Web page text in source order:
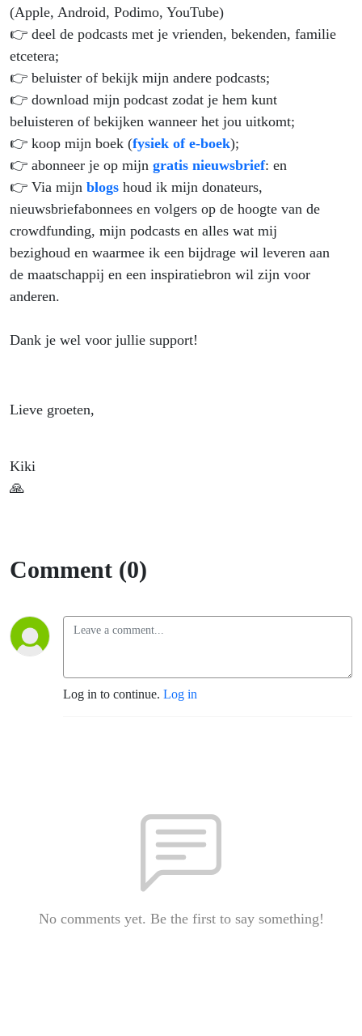
(Apple, Android, Podimo, YouTube)
👉 deel de podcasts met je vrienden, bekenden, familie
etcetera;
👉 beluister of bekijk mijn andere podcasts;
👉 download mijn podcast zodat je hem kunt
beluisteren of bekijken wanneer het jou uitkomt;
👉 koop mijn boek (fysiek of e-boek);
👉 abonneer je op mijn gratis nieuwsbrief: en
👉 Via mijn blogs houd ik mijn donateurs,
nieuwsbriefabonnees en volgers op de hoogte van de
crowdfunding, mijn podcasts en alles wat mij
bezighoud en waarmee ik een bijdrage wil leveren aan
de maatschappij en een inspiratiebron wil zijn voor
anderen.
Dank je wel voor jullie support!
Lieve groeten,
Kiki
🙏
Comment (0)
Log in to continue. Log in
No comments yet. Be the first to say something!